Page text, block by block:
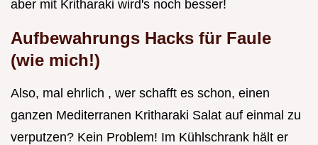
aber mit Kritharaki wird's noch besser!
Aufbewahrungs Hacks für Faule
(wie mich!)
Also, mal ehrlich , wer schafft es schon, einen
ganzen Mediterranen Kritharaki Salat auf einmal zu
verputzen? Kein Problem! Im Kühlschrank hält er